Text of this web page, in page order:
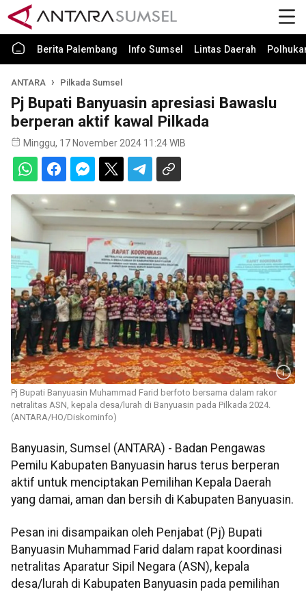
Berita Palembang Info Sumsel Lintas Daerah
ANTARA Pilkada Sumsel
Pj Bupati Banyuasin apresiasi Bawaslu
berperan aktif kawal Pilkada
Minggu, 17 November 2024 11:24 WIB
Pj Bupati Banyuasin Muhammad Farid berfoto bersama dalam rakor
netralitas ASN, kepala desa/lurah di Banyuasin pada Pilkada 2024.
(ANTARA/HO/Diskominfo)
Banyuasin, Sumsel (ANTARA) - Badan Pengawas
Pemilu Kabupaten Banyuasin harus terus berperan
aktif untuk menciptakan Pemilihan Kepala Daerah
yang damai, aman dan bersih di Kabupaten Banyuasin.
Pesan ini disampaikan oleh Penjabat (Pj) Bupati
Banyuasin Muhammad Farid dalam rapat koordinasi
netralitas Aparatur Sipil Negara (ASN), kepala
desa/lurah di Kabupaten Banyuasin pada pemilihan